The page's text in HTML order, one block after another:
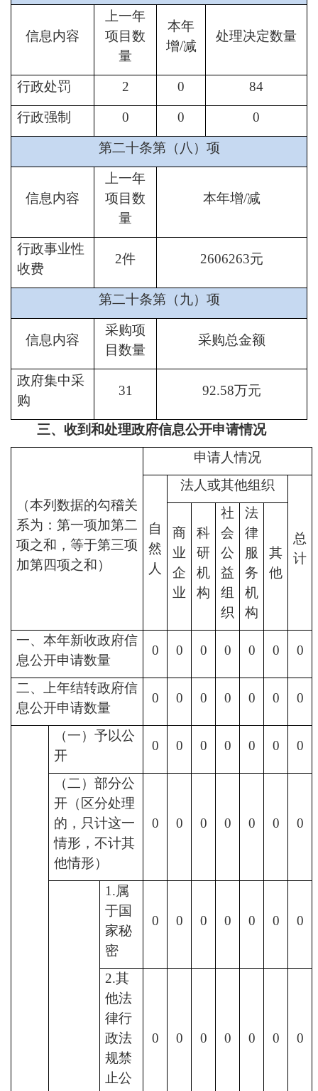
信息内容
上一年
项目数
量
本年
增/减
处理决定数量
行政处罚 2 0 84
行政强制 0 0 0
第二十条第（八）项
信息内容
上一年
项目数
量
本年增/减
行政事业性
收费
2件 2606263元
第二十条第（九）项
信息内容
采购项
目数量
采购总金额
政府集中采
购
31 92.58万元
三、收到和处理政府信息公开申请情况
（本列数据的勾稽关
系为：第一项加第二
项之和，等于第三项
加第四项之和）
申请人情况
自
然
人
法人或其他组织
总
计
商
业
企
业
科
研
机
构
社
会
公
益
组
织
法
律
服
务
机
构
其
他
一、本年新收政府信
息公开申请数量
0 0 0 0 0 0 0
二、上年结转政府信
息公开申请数量
0 0 0 0 0 0 0
（一）予以公
开
0 0 0 0 0 0 0
（二）部分公
开（区分处理
的，只计这一
情形，不计其
他情形）
0 0 0 0 0 0 0
1.属
于国
家秘
密
0 0 0 0 0 0 0
2.其
他法
律行
政法
规禁
止公
0 0 0 0 0 0 0